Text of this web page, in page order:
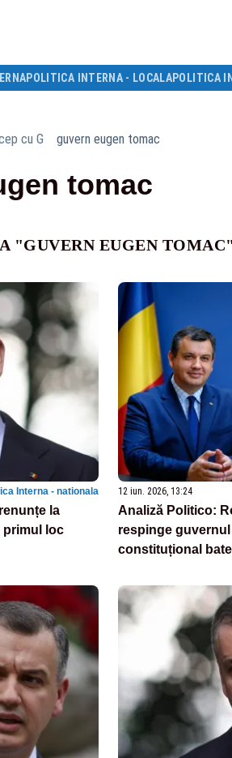
POLITICA INTERNA - LOCALAPOLITICA
cu G guvern eugen tomac
tomac
"GUVERN EUGEN TOMAC"
Interna - nationala
la
primul loc
12 iun. 2026, 13:24
Analiză Politico:
respinge guvernul
constituțional